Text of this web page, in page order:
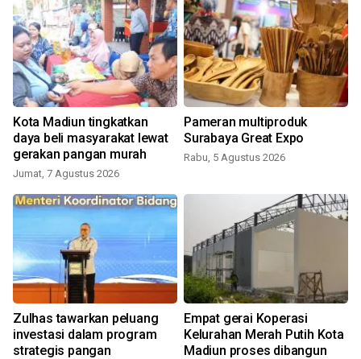
Kota Madiun tingkatkan
daya beli masyarakat lewat
gerakan pangan murah
Jumat, 7 Agustus 2026
Pameran multiproduk
Surabaya Great Expo
Rabu, 5 Agustus 2026
Zulhas tawarkan peluang
investasi dalam program
strategis pangan
Empat gerai Koperasi
Kelurahan Merah Putih Kota
Madiun proses dibangun